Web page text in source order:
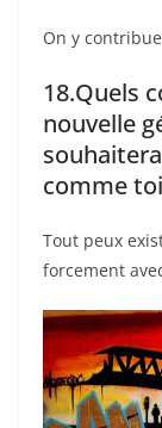
On y
18.Quels
nouvelle
comme
Tout peux
forcement